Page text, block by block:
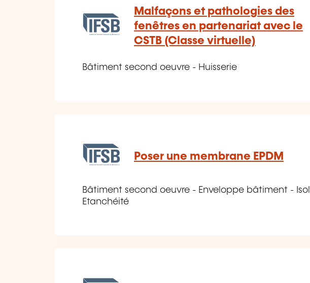
Malfaçons et pathologies des
fenêtres en partenariat avec le
CSTB (Classe virtuelle)
Bâtiment second oeuvre - Huisserie
Poser une membrane EPDM
Bâtiment second oeuvre - Enveloppe bâtiment -
Etanchéité